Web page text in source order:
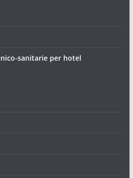
sanitarie per hotel